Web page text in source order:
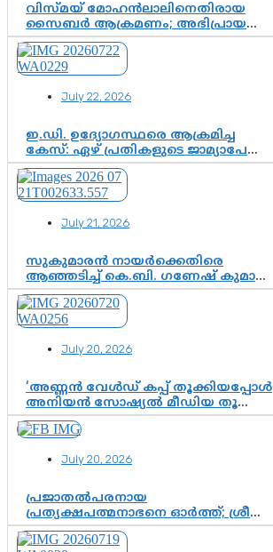
വിസ്മയ് മോഹൻലാലിനെതിരായ
സൈബർ ആക്രമണം; അഭിപ്രായ
സ്വാതന്ത്ര്യത്തെ നിശ്ശബ്ദമാക്കുന്ന
ഡിജിറ്റൽ ഗുണ്ടായിസത്തിന് അറുതി
വേണം
July 22, 2026
ഇ.ഡി. ഉദ്യോഗസ്ഥരെ ആക്രമിച്ച
കേസ്: ഏഴ് പ്രതികളുടെ ജാമ്യാപേക്ഷ
വീണ്ടും തള്ളി; അന്വേഷണം തുടരാൻ
കോടതി അനുമതി
July 21, 2026
സുകുമാരൻ നായർക്കെതിരെ
ആഞ്ഞടിച്ച് കെ.ബി. ഗണേഷ് കുമാർ,
വി.ഡി. സതീശന് പൂർണ പിന്തുണ
July 20, 2026
‘അണ്ണൻ വേൾഡ് കപ്പ് തൂക്കിയപ്പോൾ
അനിയൻ സോഷ്യൽ മീഡിയ തൂക്കി’;
ലാമിൻ യമാലിന്റെ
കിരീടധാരണത്തിനിടെ
ചുണക്കുട്ടൻ
July 20, 2026
പ്രജാതൽപരനായ
പ്രത്യക്ഷപത്മനാഭനെ ഓർത്ത്; ശ്രീ
ചിത്തിര തിരുനാൾ മഹാരാജാവിന്റെ
35-ാം നാടുനീങ്ങൽ ദിനം ഇന്ന്